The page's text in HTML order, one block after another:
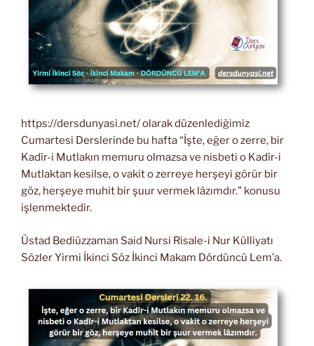
https://dersdunyasi.net/ olarak düzenlediğimiz
Cumartesi Derslerinde bu hafta “İşte, eğer o zerre, bir
Kadîr-i Mutlakın memuru olmazsa ve nisbeti o Kadîr-i
Mutlaktan kesilse, o vakit o zerreye herşeyi görür bir
göz, herşeye muhit bir şuur vermek lâzımdır.” konusu
işlenmektedir.
Üstad Bediüzzaman Said Nursi Risale-i Nur Külliyatı
Sözler Yirmi İkinci Söz İkinci Makam Dördüncü Lem’a.